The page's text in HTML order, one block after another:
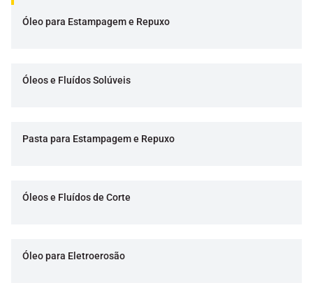
Óleo para Estampagem e Repuxo
Óleos e Fluídos Solúveis
Pasta para Estampagem e Repuxo
Óleos e Fluídos de Corte
Óleo para Eletroerosão